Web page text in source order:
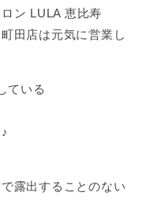
ン LULA 恵比寿
田店は元気に営業し
ている
露出することのない